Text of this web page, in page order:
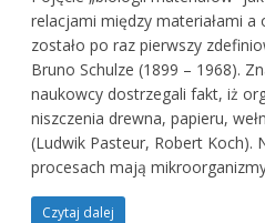
relacjami między materiałami a
zostało po raz pierwszy
Bruno Schulze (1899 – 1968).
naukowcy dostrzegali fakt, iż
niszczenia drewna, papieru,
(Ludwik Pasteur, Robert Koch).
procesach mają
Czytaj dalej